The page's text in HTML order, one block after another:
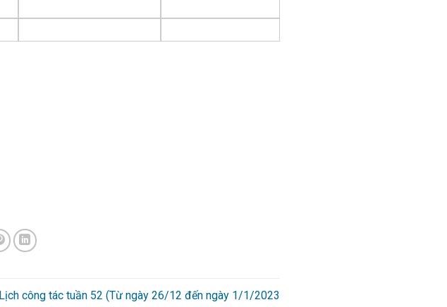
Lịch công tác tuần 52 (Từ ngày 26/12 đến ngày 1/1/2023